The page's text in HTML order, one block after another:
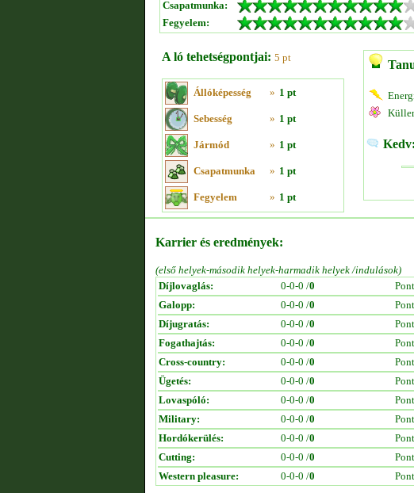
Csapatmunka:
Fegyelem:
A ló tehetségpontjai: 5 pt
Állóképesség » 1 pt
Sebesség » 1 pt
Jármód » 1 pt
Csapatmunka » 1 pt
Fegyelem » 1 pt
Kedv:
Karrier és eredmények:
(első helyek-második helyek-harmadik helyek /indulások)
Díjlovaglás:
0-0-0 /0
Galopp:
0-0-0 /0
Díjugratás:
0-0-0 /0
Fogathajtás:
0-0-0 /0
Cross-country:
0-0-0 /0
Ügetés:
0-0-0 /0
Lovaspóló:
0-0-0 /0
Military:
0-0-0 /0
Hordókerülés:
0-0-0 /0
Cutting:
0-0-0 /0
Western pleasure:
0-0-0 /0